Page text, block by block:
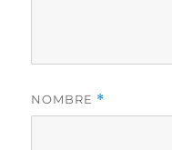
NOMBRE *